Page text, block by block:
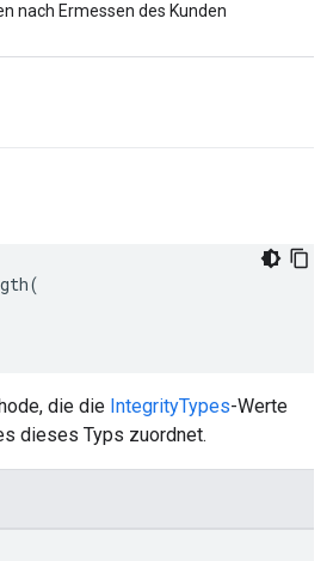
nach Ermessen des Kunden
die die IntegrityTypes-Werte
dieses Typs zuordnet.